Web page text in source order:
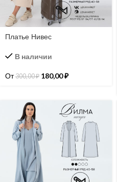
Платье Нивес
В наличии
От300,00₽ 180,00₽